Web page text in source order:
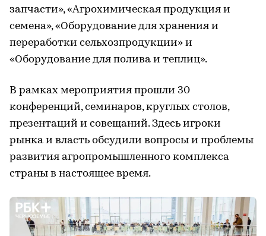
запчасти», «Агрохимическая продукция и
семена», «Оборудование для хранения и
переработки сельхозпродукции» и
«Оборудование для полива и теплиц».
В рамках мероприятия прошли 30
конференций, семинаров, круглых столов,
презентаций и совещаний. Здесь игроки
рынка и власть обсудили вопросы и проблемы
развития агропромышленного комплекса
страны в настоящее время.